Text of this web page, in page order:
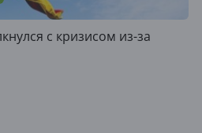
с кризисом из-за